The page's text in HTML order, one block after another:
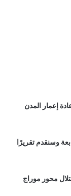
إعمار المدن
وسنقدم تقريرًا
محور موراج